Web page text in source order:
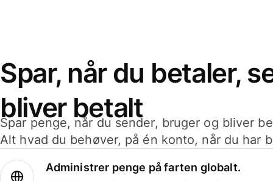
Spar, når du betaler,
bliver betalt
Spar penge, når du sender, bruger og bliver
Alt hvad du behøver, på én konto, når du har
Administrer penge på farten globalt.